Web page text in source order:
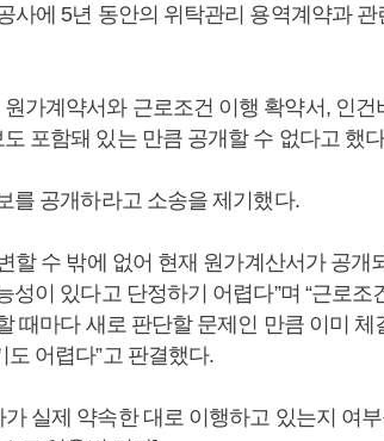
사에 5년 동안의 위탁관리 용역계약과 관
가계약서와 근로조건 이행 확약서, 인건
포함돼 있는 만큼 공개할 수 없다고 했
를 공개하라고 소송을 제기했다.
할 수 밖에 없어 현재 원가계산서가 공개
성이 있다고 단정하기 어렵다”며 “근로조
때마다 새로 판단할 문제인 만큼 이미 체
어렵다”고 판결했다.
실제 약속한 대로 이행하고 있는지 여